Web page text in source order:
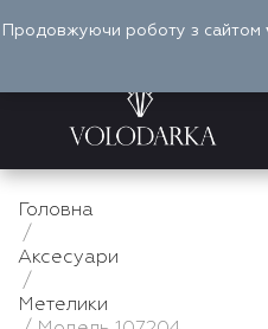
до
Головна
/
Аксесуари
/
Метелики
Продовжуючи роботу з сайтом